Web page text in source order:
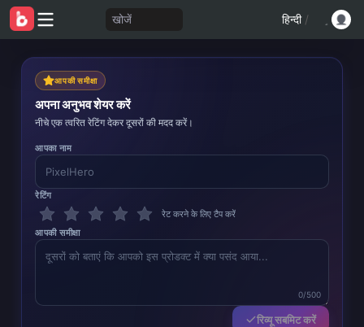
खोजें हिन्दी /
आपकी समीक्षा
अपना अनुभव शेयर करें
नीचे एक त्वरित रेटिंग देकर दूसरों की मदद करें।
आपका नाम
रेटिंग
रेट करने के लिए टैप करें
आपकी समीक्षा
0/500
रिव्यू सबमिट करें